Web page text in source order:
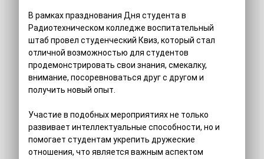
В рамках празднования Дня студента в
Радиотехническом колледже воспитательный
штаб провел студенческий Квиз, который стал
отличной возможностью для студентов
продемонстрировать свои знания, смекалку,
внимание, посоревноваться друг с другом и
получить новый опыт.
Участие в подобных мероприятиях не только
развивает интеллектуальные способности, но и
помогает студентам укрепить дружеские
отношения, что является важным аспектом